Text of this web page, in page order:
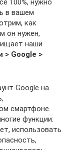
100%, нужно
в вашем
как
он нужен,
наши
> Google >
Google на
смартфоне.
функции:
использовать